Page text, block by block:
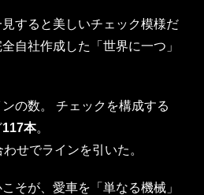
すると美しいチェック模様だ
自社作成した「世界に一つ」
の数。 チェックを構成する
117本。
わせでラインを引いた。
そが、愛車を「単なる機械」